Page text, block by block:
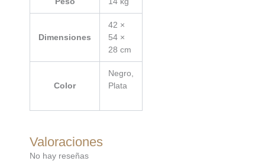
Dimensiones
42 ×
54 ×
28 cm
Color
Negro,
Plata
Valoraciones
No hay reseñas